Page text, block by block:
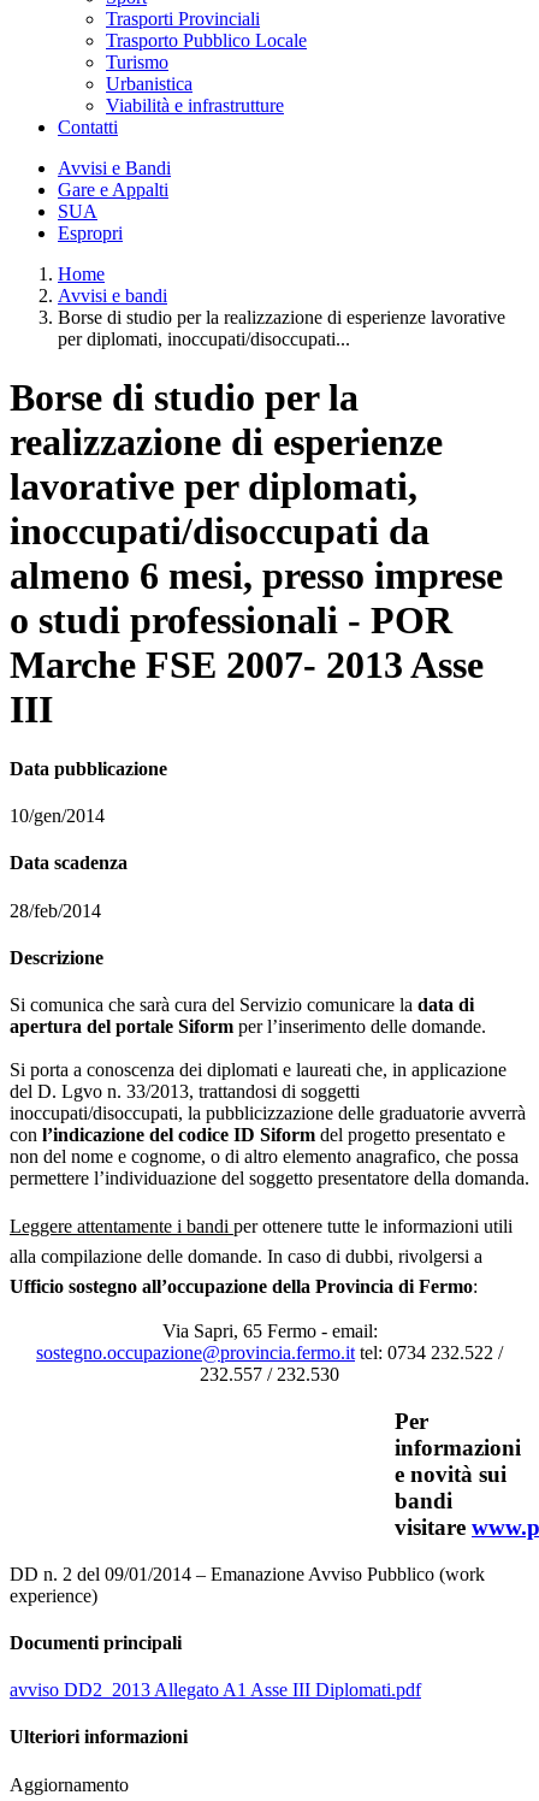
Trasporti Provinciali
Trasporto Pubblico Locale
Turismo
Urbanistica
Viabilità e infrastrutture
Contatti
Avvisi e Bandi
Gare e Appalti
SUA
Espropri
Home
Avvisi e bandi
Borse di studio per la realizzazione di esperienze lavorative
per diplomati, inoccupati/disoccupati...
Borse di studio per la
realizzazione di esperienze
lavorative per diplomati,
inoccupati/disoccupati da
almeno 6 mesi, presso imprese
o studi professionali - POR
Marche FSE 2007- 2013 Asse
III
Data pubblicazione
10/gen/2014
Data scadenza
28/feb/2014
Descrizione
Si comunica che sarà cura del Servizio comunicare la data di
apertura del portale Siform per l’inserimento delle domande.
Si porta a conoscenza dei diplomati e laureati che, in applicazione
del D. Lgvo n. 33/2013, trattandosi di soggetti
inoccupati/disoccupati, la pubblicizzazione delle graduatorie avverrà
con l’indicazione del codice ID Siform del progetto presentato e
non del nome e cognome, o di altro elemento anagrafico, che possa
permettere l’individuazione del soggetto presentatore della domanda.
Leggere attentamente i bandi per ottenere tutte le informazioni utili
alla compilazione delle domande. In caso di dubbi, rivolgersi a
Ufficio sostegno all’occupazione della Provincia di Fermo:
Via Sapri, 65 Fermo - email:
sostegno.occupazione@provincia.fermo.it tel: 0734 232.522 /
232.557 / 232.530
Per
informazioni
e novità sui
bandi
visitare
DD n. 2 del 09/01/2014 – Emanazione Avviso Pubblico (work
experience)
Documenti principali
avviso DD2_2013 Allegato A1 Asse III Diplomati.pdf
Ulteriori informazioni
Aggiornamento